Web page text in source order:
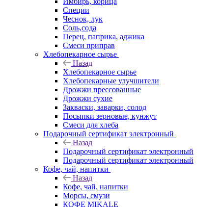
Специи
Чеснок, лук
Соль,сода
Перец, паприка, аджика
Смеси приправ
Хлебопекарное сырье
Назад
Хлебопекарное сырье
Хлебопекарные улучшители
Дрожжи прессованные
Дрожжи сухие
Закваски, заварки, солод
Посыпки зерновые, кунжут
Смеси для хлеба
Подарочный сертификат электронный
Назад
Подарочный сертификат электронный
Подарочный сертификат электронный
Кофе, чай, напитки
Назад
Кофе, чай, напитки
Морсы, смузи
КОФЕ MIKALE